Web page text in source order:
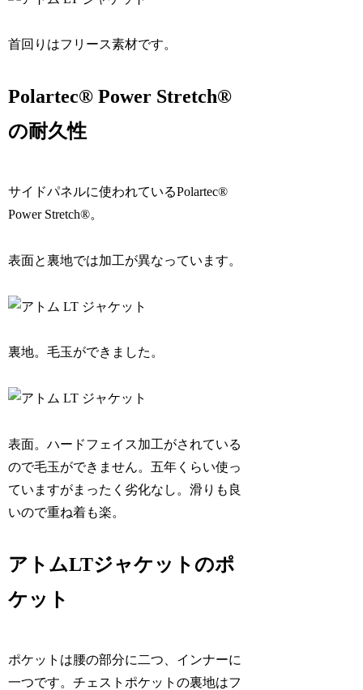
首回りはフリース素材です。
Polartec® Power Stretch®
の耐久性
サイドパネルに使われているPolartec®
Power Stretch®。
表面と裏地では加工が異なっています。
裏地。毛玉ができました。
表面。ハードフェイス加工がされている
ので毛玉ができません。五年くらい使っ
ていますがまったく劣化なし。滑りも良
いので重ね着も楽。
アトムLTジャケットのポ
ケット
ポケットは腰の部分に二つ、インナーに
一つです。チェストポケットの裏地はフ